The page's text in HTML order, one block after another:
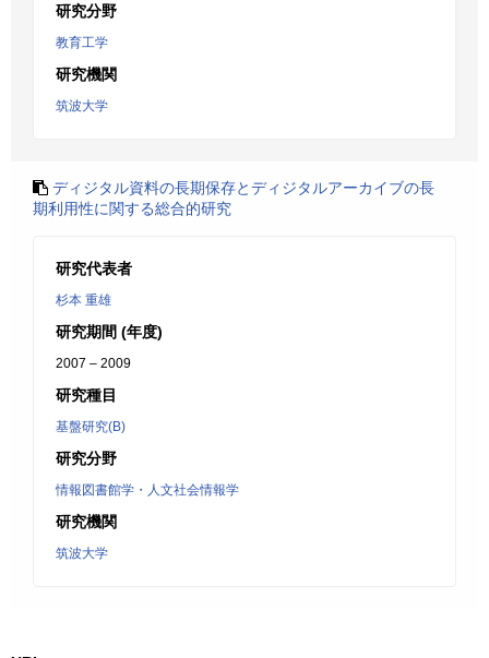
研究分野
教育工学
研究機関
筑波大学
ディジタル資料の長期保存とディジタルアーカイブの長
期利用性に関する総合的研究
研究代表者
杉本 重雄
研究期間 (年度)
2007 – 2009
研究種目
基盤研究(B)
研究分野
情報図書館学・人文社会情報学
研究機関
筑波大学